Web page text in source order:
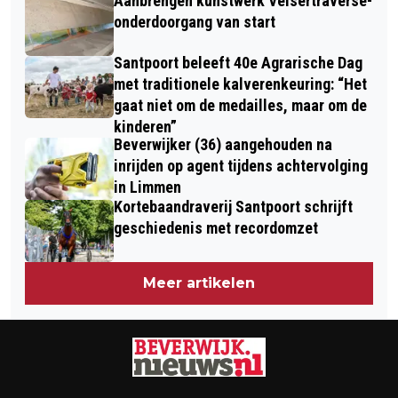
onderdoorgang van start
Santpoort beleeft 40e Agrarische Dag
met traditionele kalverenkeuring: “Het
gaat niet om de medailles, maar om de
kinderen”
Beverwijker (36) aangehouden na
inrijden op agent tijdens achtervolging
in Limmen
Kortebaandraverij Santpoort schrijft
geschiedenis met recordomzet
Meer artikelen